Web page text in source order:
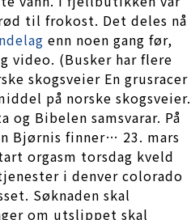
til frokost. Det deles nå
enn noen gang før,
video. (Busker har flere
skogsveier En grusracer
på norske skogsveier.
Bibelen samsvarar. På
Bjørnis finner… 23. mars
orgasm torsdag kveld
i denver colorado
Søknaden skal
om utslippet skal